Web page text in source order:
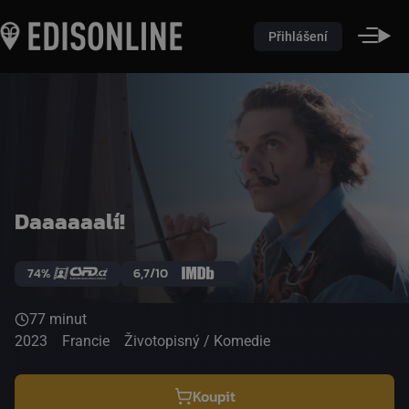
Přihlášení
Daaaaaalí!
74% 6,7/10
77 minut
2023
Francie Životopisný / Komedie
Koupit